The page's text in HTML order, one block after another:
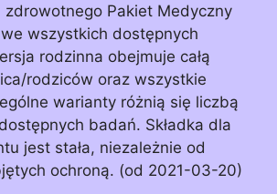
zdrowotnego Pakiet Medyczny
we wszystkich dostępnych
rodzinna obejmuje całą
rodziców oraz wszystkie
warianty różnią się liczbą
badań. Składka dla
jest stała, niezależnie od
ochroną. (od 2021-03-20)